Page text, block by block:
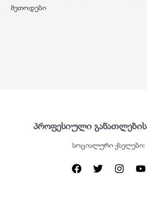
მეთოდები
პროფესიული
სოციალური ქსელები: